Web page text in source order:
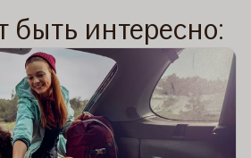
быть интересно: